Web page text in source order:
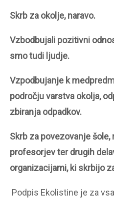
Skrb za okolje, naravo.
Vzbodbujali pozitivni
smo tudi ljudje.
Vzpodbujanje k
področju varstva okolja,
zbiranja odpadkov.
Skrb za povezovanje šole,
profesorjev ter drugih
organizacijami, ki skrbijo
Podpis Ekolistine je za